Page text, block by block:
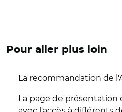
Pour aller plus loin
La recommandation de
La page de